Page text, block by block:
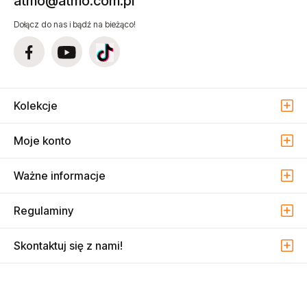
Dołącz do nas i bądź na bieżąco!
Kolekcje
Moje konto
Ważne informacje
Regulaminy
Skontaktuj się z nami!